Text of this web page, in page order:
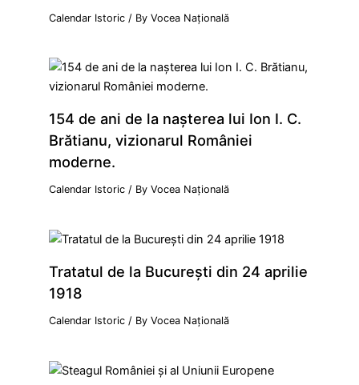
Calendar Istoric / ByVocea Națională
154 de ani de la naşterea lui Ion I. C.
Brătianu, vizionarul României
moderne.
Calendar Istoric / ByVocea Națională
Tratatul de la Bucureşti din 24 aprilie
1918
Calendar Istoric / ByVocea Națională